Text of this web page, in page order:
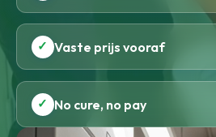
✓ Vaste prijs vooraf
✓ No cure, no pay